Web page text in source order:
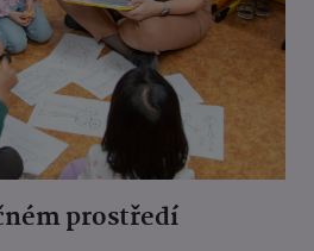
prostředí